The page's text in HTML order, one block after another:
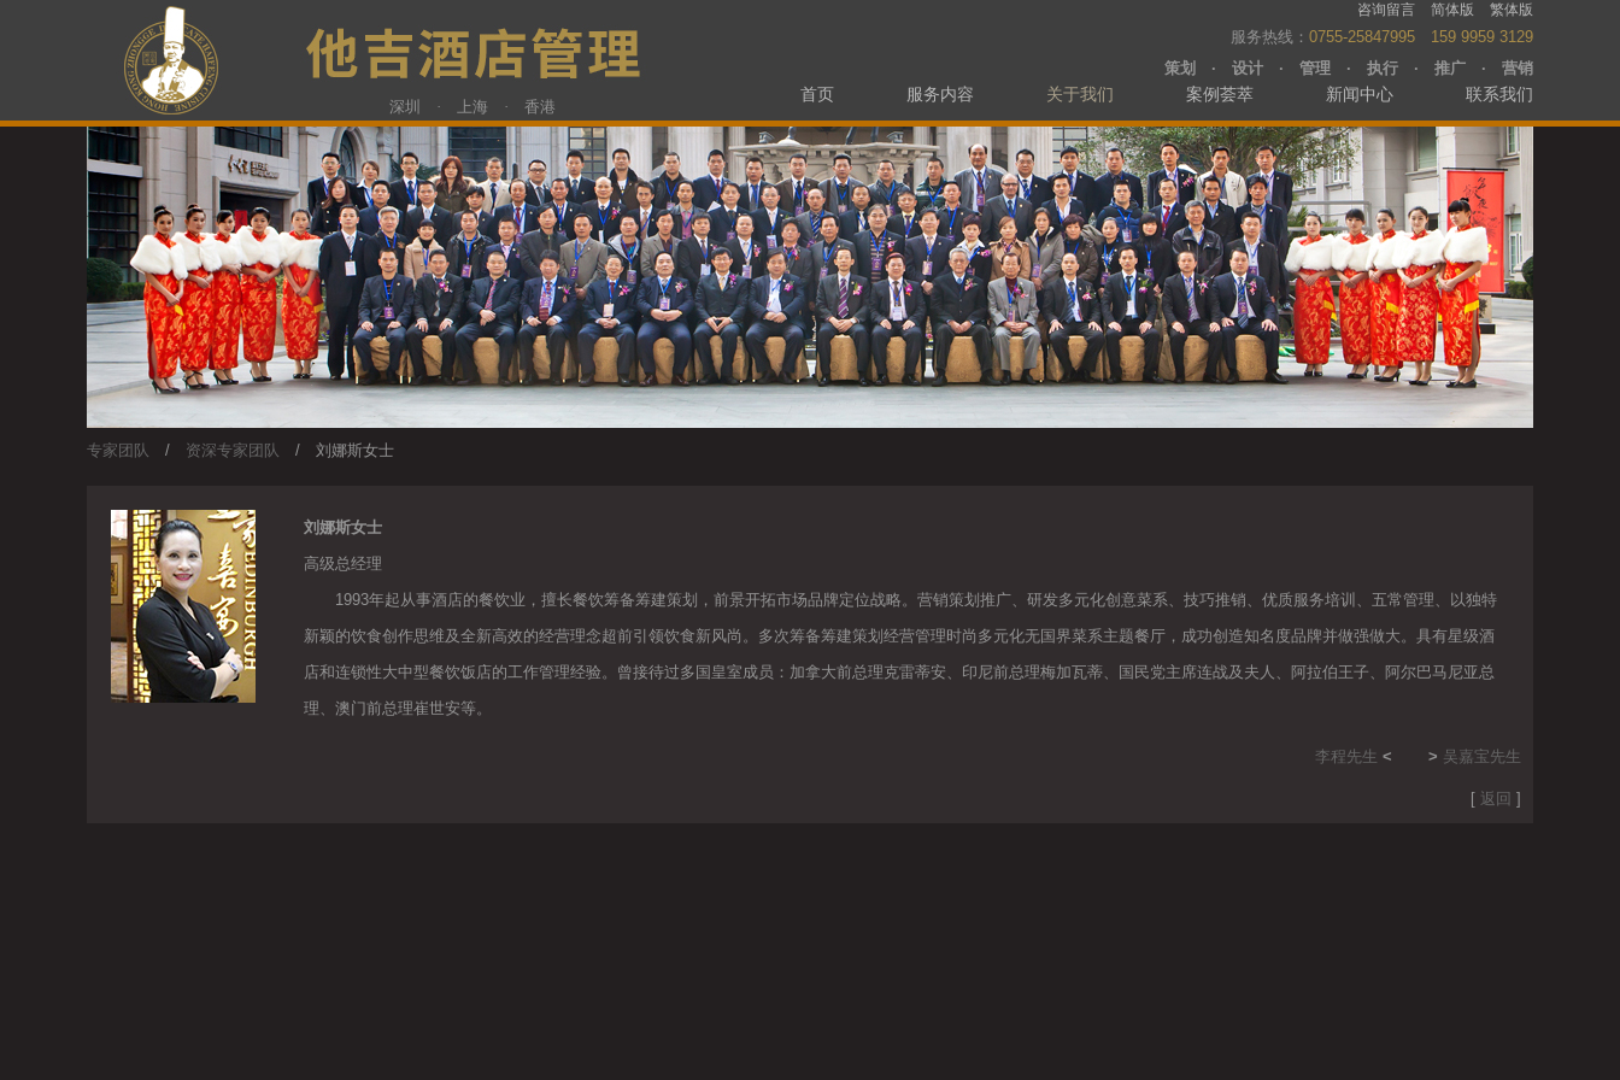
深圳 · 上海 · 香港
咨询留言 简体版 繁体版
服务热线： 0755-25847995 159 9959 3129
策划 · 设计 · 管理 · 执行 · 推广 · 营销
首页
服务内容 关于我们 案例荟萃 新闻中心 联系我们
专家团队 / 资深专家团队 / 刘娜斯女士
刘娜斯女士
高级总经理
1993年起从事酒店的餐饮业，擅长餐饮筹备筹建策划，前景开拓市场品牌定位战略。营销策划推广、研发多元化创意菜系、技巧推销、优质服务培训、五常管理、以独特
新颖的饮食创作思维及全新高效的经营理念超前引领饮食新风尚。多次筹备筹建策划经营管理时尚多元化无国界菜系主题餐厅，成功创造知名度品牌并做强做大。具有星级酒
店和连锁性大中型餐饮饭店的工作管理经验。曾接待过多国皇室成员：加拿大前总理克雷蒂安、印尼前总理梅加瓦蒂、国民党主席连战及夫人、阿拉伯王子、阿尔巴马尼亚总
理、澳门前总理崔世安等。
李程先生 < > 吴嘉宝先生
[ 返回 ]